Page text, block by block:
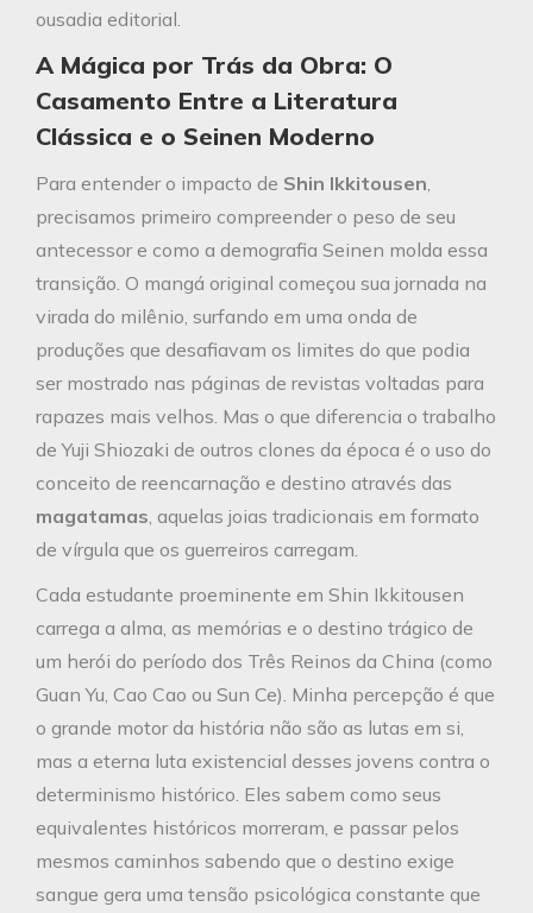
ousadia editorial.
A Mágica por Trás da Obra: O
Casamento Entre a Literatura
Clássica e o Seinen Moderno
Para entender o impacto de Shin Ikkitousen,
precisamos primeiro compreender o peso de seu
antecessor e como a demografia Seinen molda essa
transição. O mangá original começou sua jornada na
virada do milênio, surfando em uma onda de
produções que desafiavam os limites do que podia
ser mostrado nas páginas de revistas voltadas para
rapazes mais velhos. Mas o que diferencia o trabalho
de Yuji Shiozaki de outros clones da época é o uso do
conceito de reencarnação e destino através das
magatamas, aquelas joias tradicionais em formato
de vírgula que os guerreiros carregam.
Cada estudante proeminente em Shin Ikkitousen
carrega a alma, as memórias e o destino trágico de
um herói do período dos Três Reinos da China (como
Guan Yu, Cao Cao ou Sun Ce). Minha percepção é que
o grande motor da história não são as lutas em si,
mas a eterna luta existencial desses jovens contra o
determinismo histórico. Eles sabem como seus
equivalentes históricos morreram, e passar pelos
mesmos caminhos sabendo que o destino exige
sangue gera uma tensão psicológica constante que